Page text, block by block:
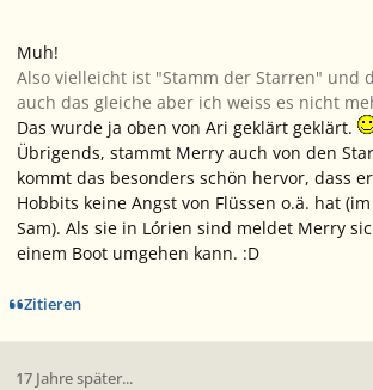
Muh!
Also vielleicht ist "Stamm der Starren" und
auch das gleiche aber ich weiss es nicht
Das wurde ja oben von Ari geklärt geklärt.
Übrigends, stammt Merry auch von den
kommt das besonders schön hervor, dass
Hobbits keine Angst von Flüssen o.ä. hat
Sam). Als sie in Lórien sind meldet Merry
einem Boot umgehen kann. :D
Zitieren
17 Jahre später...